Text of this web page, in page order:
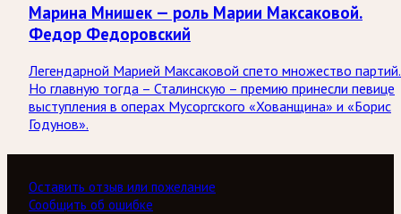
Марина Мнишек — роль Марии Максаковой.
Федор Федоровский
Легендарной Марией Максаковой спето множество партий.
Но главную тогда – Сталинскую – премию принесли певице
выступления в операх Мусоргского «Хованщина» и «Борис
Годунов».
Оставить отзыв или пожелание
Сообщить об ошибке